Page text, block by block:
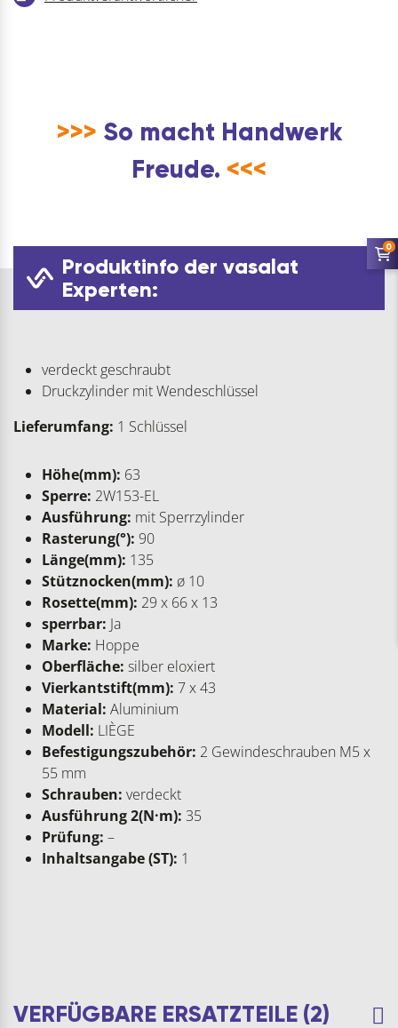
>>> So macht Handwerk
Freude. <<<
Produktinfo der vasalat
Experten:
verdeckt geschraubt
Druckzylinder mit Wendeschlüssel
Lieferumfang: 1 Schlüssel
Höhe(mm): 63
Sperre: 2W153-EL
Ausführung: mit Sperrzylinder
Rasterung(°): 90
Länge(mm): 135
Stütznocken(mm): ø 10
Rosette(mm): 29 x 66 x 13
sperrbar: Ja
Marke: Hoppe
Oberfläche: silber eloxiert
Vierkantstift(mm): 7 x 43
Material: Aluminium
Modell: LIÈGE
Befestigungszubehör: 2 Gewindeschrauben M5 x
55 mm
Schrauben: verdeckt
Ausführung 2(N·m): 35
Prüfung: –
Inhaltsangabe (ST): 1
VERFÜGBARE ERSATZTEILE (2)
0